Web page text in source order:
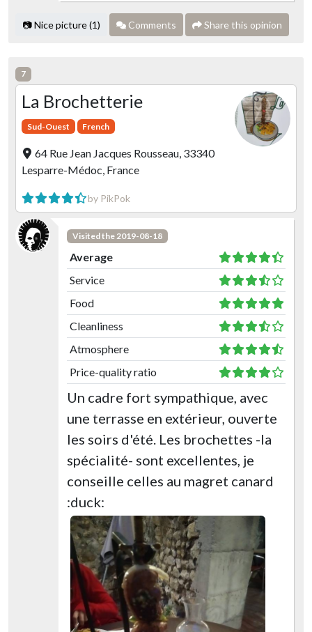
📷 Nice picture (1) Comments Share this opinion
7
La Brochetterie
Sud-Ouest French
64 Rue Jean Jacques Rousseau, 33340
Lesparre-Médoc, France
by PikPok
Visited the 2019-08-18
Average
Service
Food
Cleanliness
Atmosphere
Price-quality ratio
Un cadre fort sympathique, avec
une terrasse en extérieur, ouverte
les soirs d'été. Les brochettes -la
spécialité- sont excellentes, je
conseille celles au magret canard
:duck: